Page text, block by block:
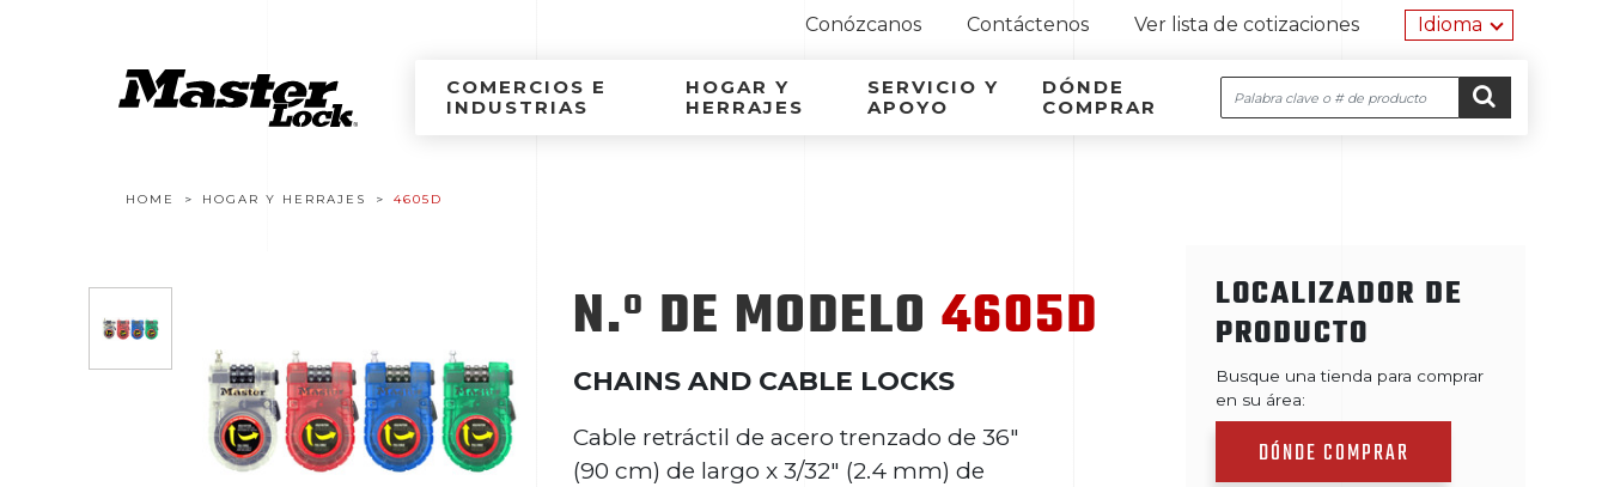
Ir al contenido
Conózcanos Contáctenos Ver lista de cotizaciones Idioma
Navegación por el sitio
Ir al contenido
COMERCIOS E
INDUSTRIAS
HOGAR Y
HERRAJES
SERVICIO Y
APOYO
DÓNDE
COMPRAR
Buscar
HOME HOGAR Y HERRAJES 4605D
N.º DE MODELO 4605D
CHAINS AND CABLE LOCKS
Cable retráctil de acero trenzado de 36"
(90 cm) de largo x 3/32" (2.4 mm) de
LOCALIZADOR DE
PRODUCTO
Busque una tienda para comprar
en su área:
DÓNDE COMPRAR